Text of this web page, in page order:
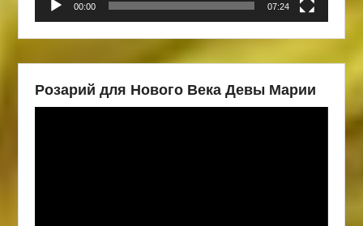
00:00 07:24
Розарий для Нового Века Девы Марии